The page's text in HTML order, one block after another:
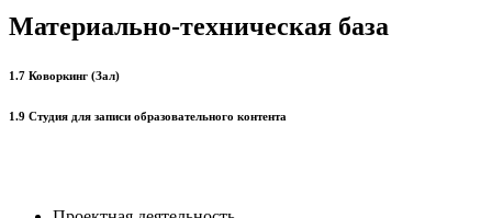
Материально-техническая база
1.7 Коворкинг (Зал)
1.9 Студия для записи образовательного контента